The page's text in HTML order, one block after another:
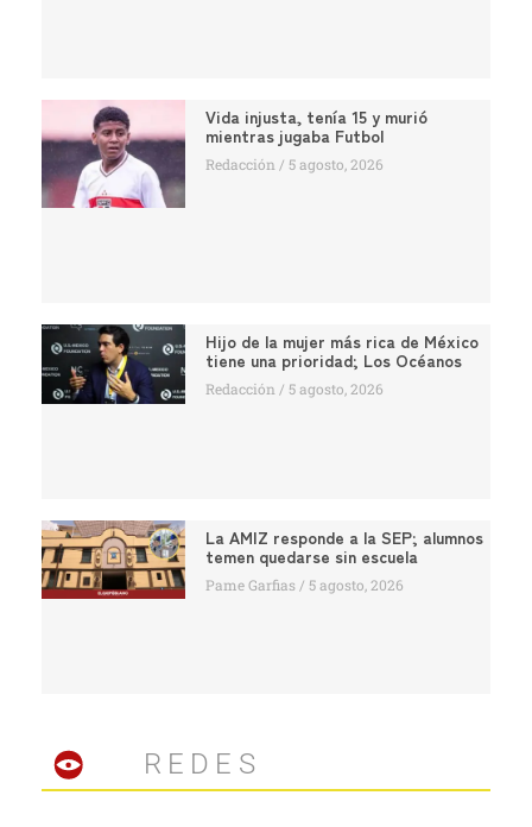
Vida injusta, tenía 15 y murió
mientras jugaba Futbol
Redacción 5 agosto, 2026
Hijo de la mujer más rica de México
tiene una prioridad; Los Océanos
Redacción 5 agosto, 2026
La AMIZ responde a la SEP; alumnos
temen quedarse sin escuela
Pame Garfias 5 agosto, 2026
REDES